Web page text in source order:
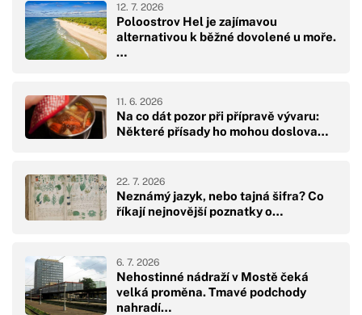
Poloostrov Hel je zajímavou
alternativou k běžné dovolené u moře.
…
12. 7. 2026
Na co dát pozor při přípravě vývaru:
Některé přísady ho mohou doslova…
11. 6. 2026
Neznámý jazyk, nebo tajná šifra? Co
říkají nejnovější poznatky o…
22. 7. 2026
Nehostinné nádraží v Mostě čeká
velká proměna. Tmavé podchody
nahradí…
6. 7. 2026